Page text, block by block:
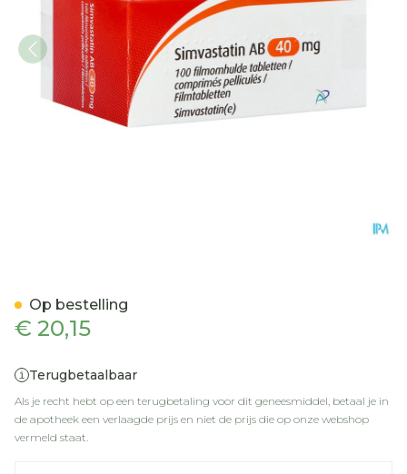
€ 20,15
Terugbetaalbaar
Als je recht hebt op een terugbetaling voor dit geneesmiddel, betaal je in
de apotheek een verlaagde prijs en niet de prijs die op onze webshop
vermeld staat.
Op bestelling